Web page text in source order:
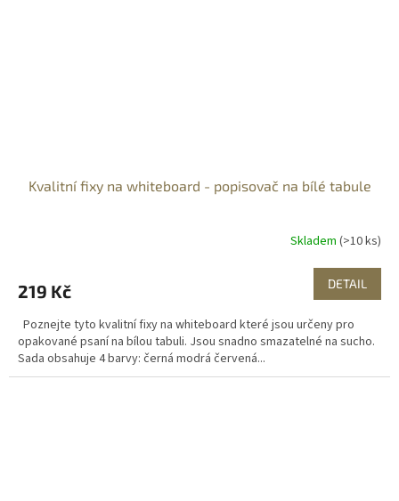
Kvalitní fixy na whiteboard - popisovač na bílé tabule
Skladem (>10 ks)
219 Kč DETAIL
Poznejte tyto kvalitní fixy na whiteboard které jsou určeny pro
opakované psaní na bílou tabuli. Jsou snadno smazatelné na sucho.
Sada obsahuje 4 barvy: černá modrá červená...